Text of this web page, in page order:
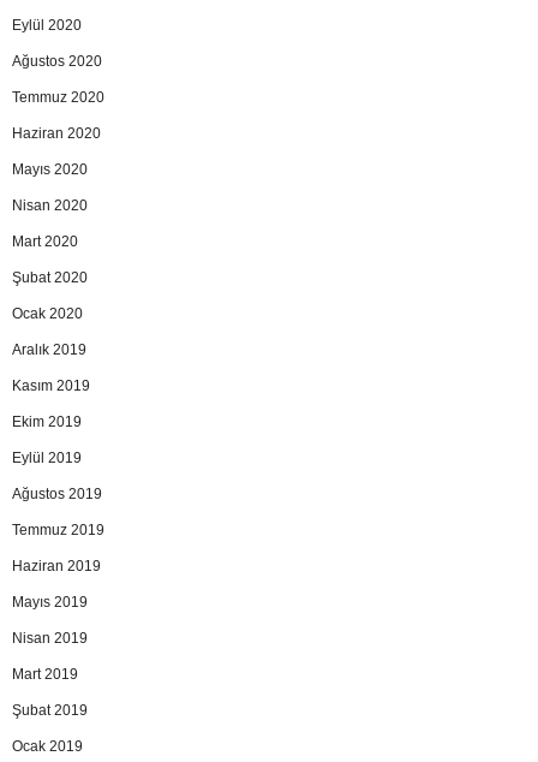
Eylül 2020
Ağustos 2020
Temmuz 2020
Haziran 2020
Mayıs 2020
Nisan 2020
Mart 2020
Şubat 2020
Ocak 2020
Aralık 2019
Kasım 2019
Ekim 2019
Eylül 2019
Ağustos 2019
Temmuz 2019
Haziran 2019
Mayıs 2019
Nisan 2019
Mart 2019
Şubat 2019
Ocak 2019